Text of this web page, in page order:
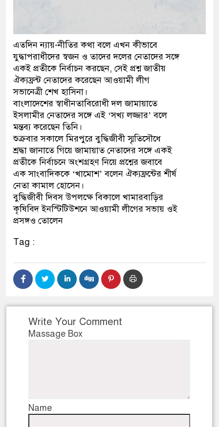
মিরপুর মডেল থানার
মাদক কারবারি গ্রেফতার
২৮ লাখ টাকার জাল নোটসহ
থানা পুলিশ
নেতৃত্ব ও গণতন্ত্রের মূর্তমান
এতদিন ন্যায়-নীতির কথা বলে এখন কীভাবে
যুদ্ধাপরাধীদের স্বজন ও তাদের দলের নেতাদের সঙ্গে
একই প্রতীকে নির্বাচন করছেন, সেই প্রশ্ন জাতীয়
ঐক্যফ্রন্ট নেতাদের করেছেন আওয়ামী লীগ
সভানেত্রী শেখ হাসিনা।
বাংলাদেশের স্বাধীনতাবিরোধী দল জামায়াতে
ইসলামীর নেতাদের সঙ্গে এই ‘সখ্য লজ্জার’ বলে
মন্তব্য করেছেন তিনি।
শুক্রবার সকালে মিরপুরে বুদ্ধিজীবী স্মৃতিসৌধে
শ্রদ্ধা জানাতে গিয়ে জামায়াত নেতাদের সঙ্গে একই
প্রতীকে নির্বাচনে অংশগ্রহণ নিয়ে প্রশ্নের জবাবে
এক সাংবাদিককে ‘খামোশ’ বলেন ঐক্যফ্রন্টের শীর্ষ
নেতা কামাল হোসেন।
বুদ্ধিজীবী দিবস উপলক্ষে বিকালে খামারবাড়ির
কৃষিবিদ ইনস্টিটিউশনে আওয়ামী লীগের সভায় ওই
প্রসঙ্গও তোলেন
Tag :
Write Your Comment
Massage Box
Name